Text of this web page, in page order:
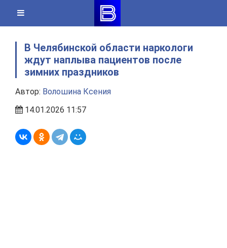
content
В Челябинской области наркологи
ждут наплыва пациентов после
зимних праздников
Автор: Волошина Ксения
14.01.2026 11:57